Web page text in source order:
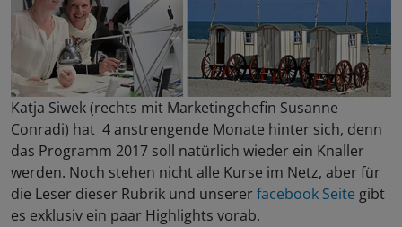
Katja Siwek (rechts mit Marketingchefin Susanne
Conradi) hat 4 anstrengende Monate hinter sich, denn
das Programm 2017 soll natürlich wieder ein Knaller
werden. Noch stehen nicht alle Kurse im Netz, aber für
die Leser dieser Rubrik und unsererfacebook Seite gibt
es exklusiv ein paar Highlights vorab.